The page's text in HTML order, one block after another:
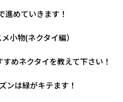
進めていきます！
小物(ネクタイ編）
すめネクタイを教えて下さい！
ンは緑がキテます！